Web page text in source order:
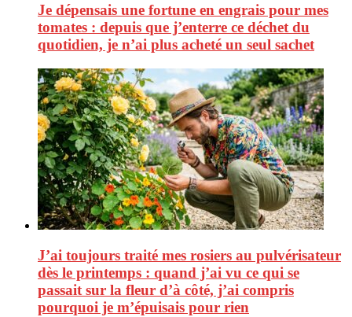
Je dépensais une fortune en engrais pour mes
tomates : depuis que j’enterre ce déchet du
quotidien, je n’ai plus acheté un seul sachet
J’ai toujours traité mes rosiers au pulvérisateur
dès le printemps : quand j’ai vu ce qui se
passait sur la fleur d’à côté, j’ai compris
pourquoi je m’épuisais pour rien